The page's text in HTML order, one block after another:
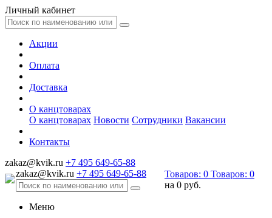
Личный кабинет
Акции
Оплата
Доставка
О канцтоварах
О канцтоварах Новости Сотрудники Вакансии
Контакты
zakaz@kvik.ru +7 495 649-65-88
zakaz@kvik.ru +7 495 649-65-88 Товаров: 0 Товаров: 0
на 0 руб.
Меню